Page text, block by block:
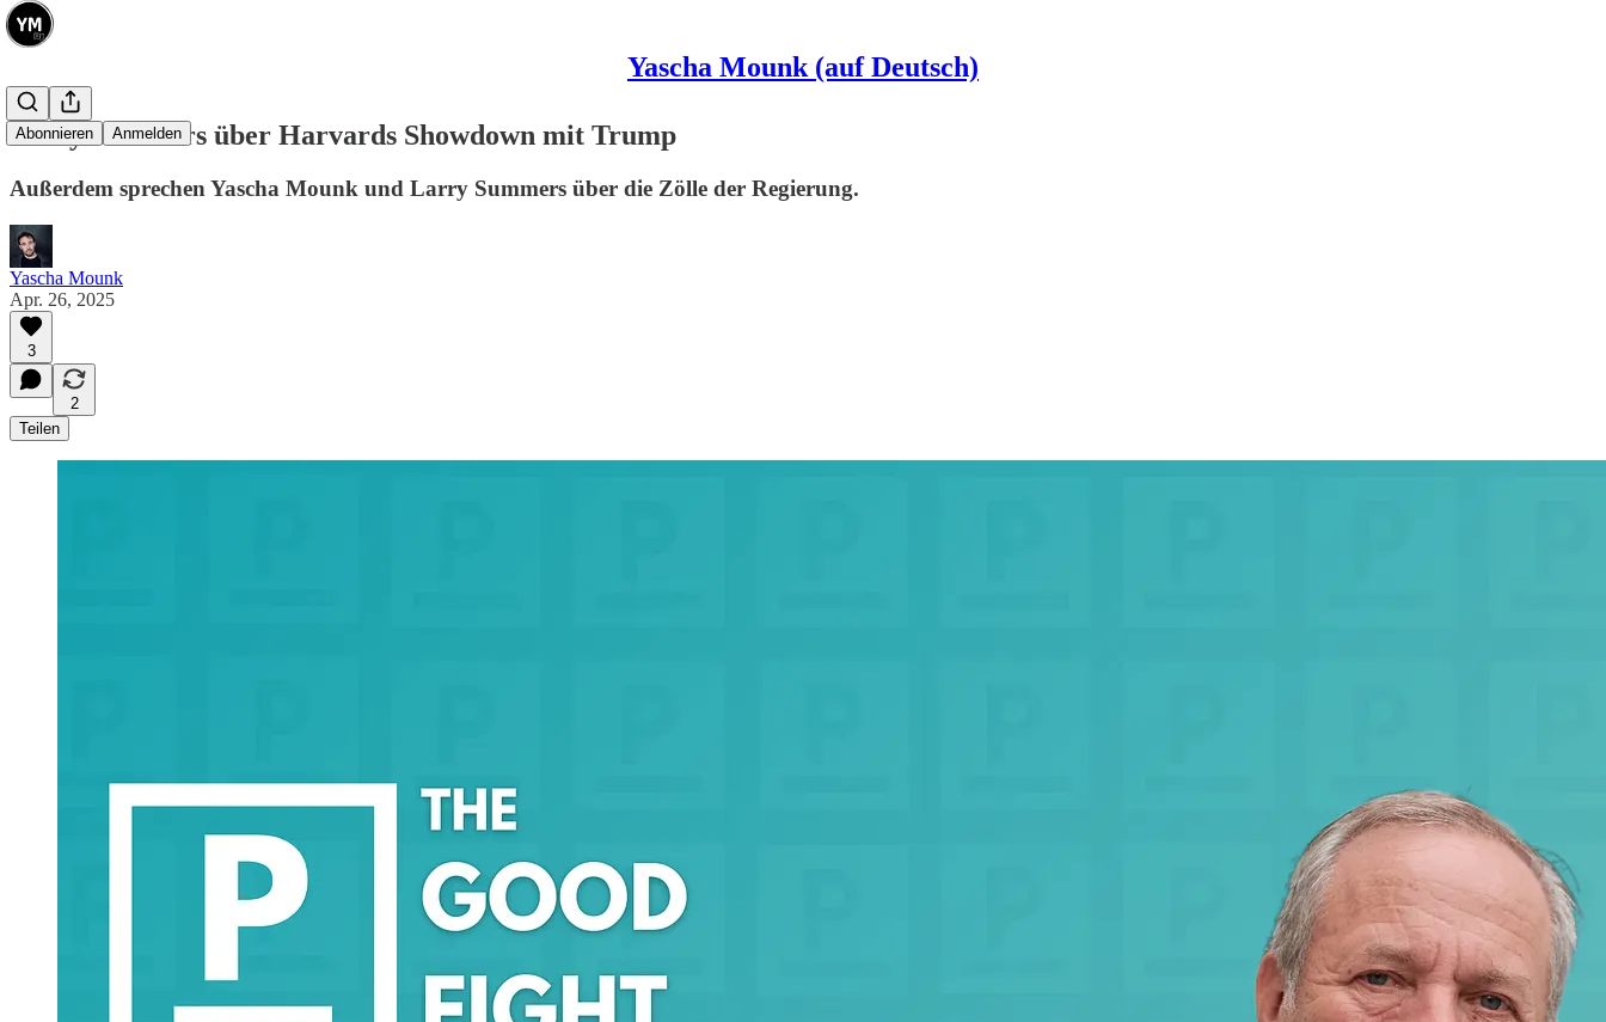
Yascha Mounk (auf Deutsch)
Abonnieren Anmelden
Larry Summers über Harvards Showdown mit Trump
Außerdem sprechen Yascha Mounk und Larry Summers über die Zölle der Regierung.
Yascha Mounk
Apr. 26, 2025
3
2
Teilen